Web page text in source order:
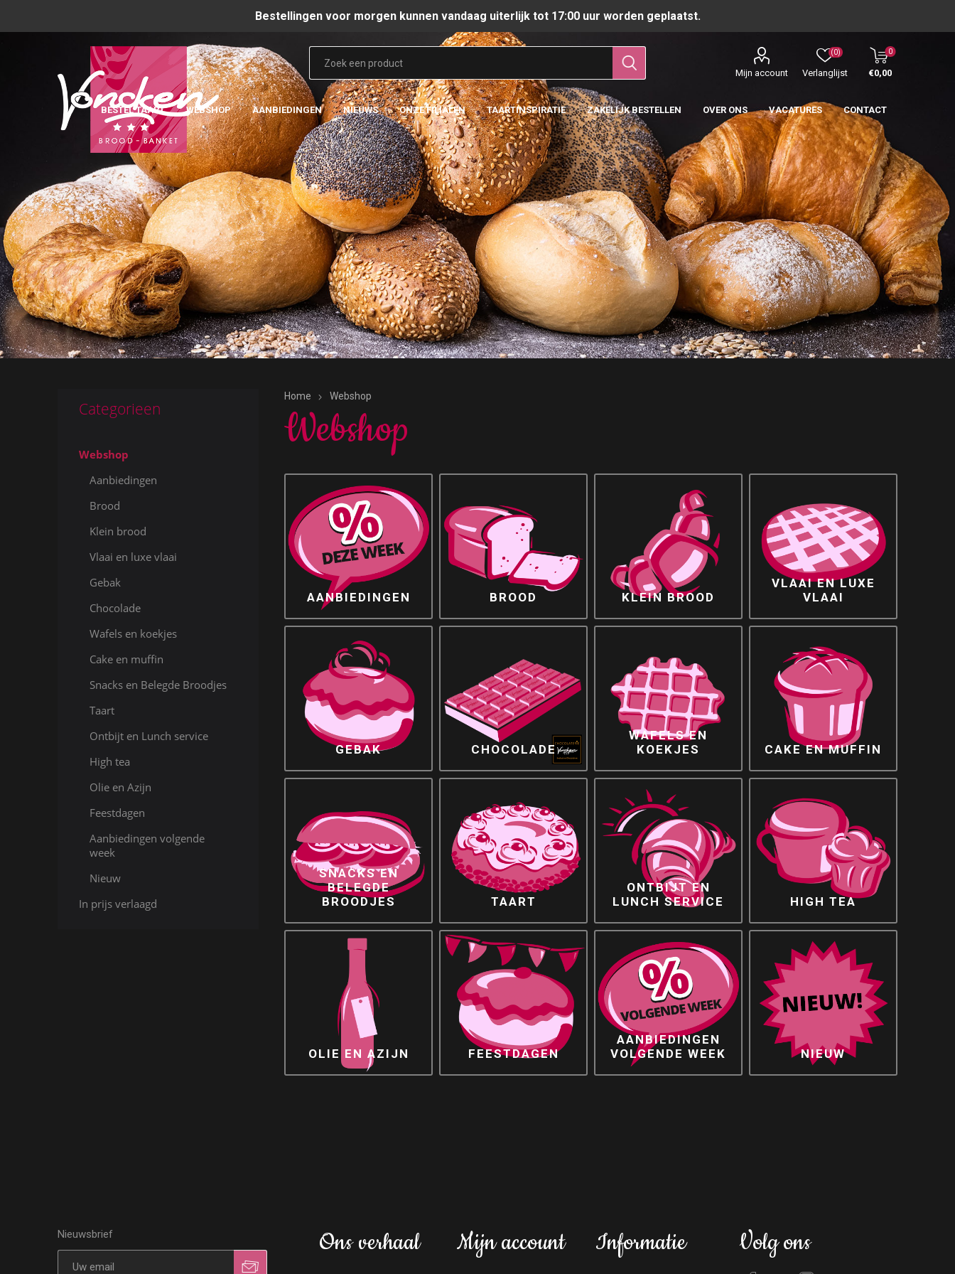
Bestellingen voor morgen kunnen vandaag uiterlijk tot 17:00 uur worden geplaatst.
Mijn account Verlanglijst
(0) 0
€0,00
BESTEL TAART WEBSHOP AANBIEDINGEN NIEUWS ONZE FILIALEN TAARTINSPIRATIE ZAKELIJK BESTELLEN OVER ONS VACATURES CONTACT
Home Webshop
Webshop
AANBIEDINGEN BROOD KLEIN BROOD
VLAAI EN LUXE
VLAAI
GEBAK CHOCOLADE
WAFELS EN
KOEKJES
CAKE EN MUFFIN
SNACKS EN
BELEGDE
BROODJES
TAART
ONTBIJT EN
LUNCH SERVICE
HIGH TEA
OLIE EN AZIJN FEESTDAGEN
AANBIEDINGEN
VOLGENDE WEEK
NIEUW
Categorieen
Webshop
Aanbiedingen
Brood
Klein brood
Vlaai en luxe vlaai
Gebak
Chocolade
Wafels en koekjes
Cake en muffin
Snacks en Belegde Broodjes
Taart
Ontbijt en Lunch service
High tea
Olie en Azijn
Feestdagen
Aanbiedingen volgende
week
Nieuw
In prijs verlaagd
Nieuwsbrief Ons verhaal Mijn account Informatie Volg ons